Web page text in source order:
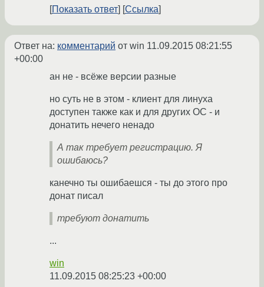
Показать ответ Ссылка
Ответ на: комментарий от win 11.09.2015 08:21:55
+00:00
ан не - всёже версии разные
но суть не в этом - клиент для линуха
доступен также как и для других ОС - и
донатить нечего ненадо
А так требует регистрацию. Я
ошибаюсь?
канечно ты ошибаешся - ты до этого про
донат писал
требуют донатить
...
win
11.09.2015 08:25:23 +00:00